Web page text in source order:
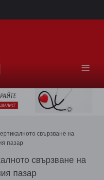
свързване на
пазар
свързване на
пазар